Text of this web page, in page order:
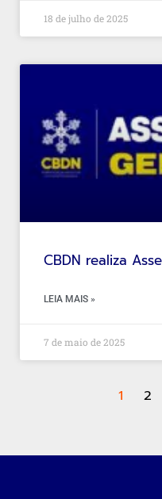
18 de julho de 2025
CBDN realiza
LEIA MAIS »
7 de maio de 2025
1 2